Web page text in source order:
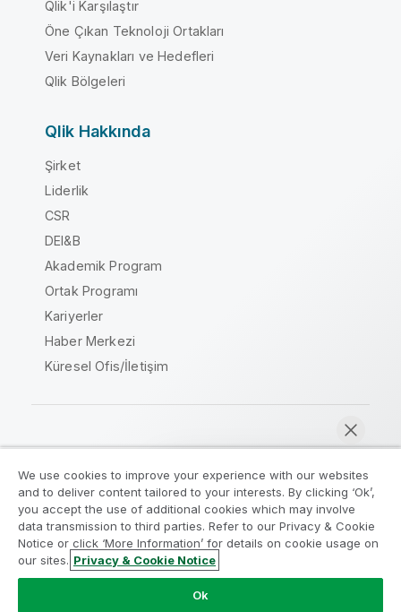
Şimdi sohbet et
Qlik'i Karşılaştır
Öne Çıkan Teknoloji Ortakları
Veri Kaynakları ve Hedefleri
Qlik Bölgeleri
Qlik Hakkında
Şirket
Liderlik
CSR
DEI&B
Akademik Program
Ortak Programı
Kariyerler
Haber Merkezi
Küresel Ofis/İletişim
Yasal sözleşmeler
Ürün Koşulları
Legal Policies
Legal Policies
Kullanım koşulları
Ticari markalar
Do Not Share My Info
Telif Hakkı © 1993-2026 QlikTech International AB. Tüm
We use cookies to improve your experience with our websites
and to deliver content tailored to your interests. By clicking ‘Ok’,
you accept the use of additional cookies which may involve
data transmission to third parties. Refer to our Privacy & Cookie
Notice or click ‘More Information’ for details on cookie usage on
our sites. Privacy & Cookie Notice
Ok